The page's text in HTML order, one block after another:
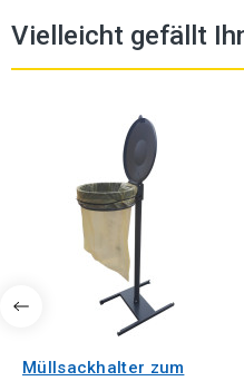
Vielleicht gefällt
Müllsackhalter zum